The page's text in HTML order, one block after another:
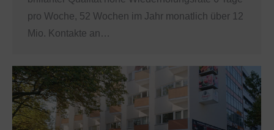
pro Woche, 52 Wochen im Jahr monatlich über 12
Mio. Kontakte an…